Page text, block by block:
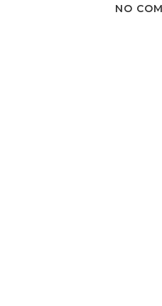
NO